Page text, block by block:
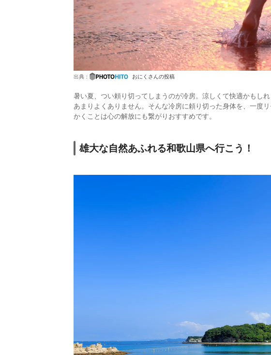
出典： おにくさんの投稿
暑い夏、つい頼り切ってしまうのが冷房。涼しくて快適かもし
あまりよくありません。そんな冷房に頼り切った身体を、一度
かくことは心の解放にも繋がりおすすめです。
雄大な自然あふれる和歌山県へ行こう！